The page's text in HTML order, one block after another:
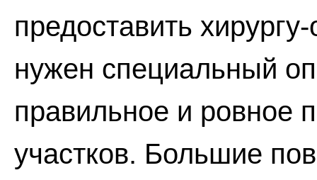
предоставить
нужен специальный
правильное и ровное
участков. Большие